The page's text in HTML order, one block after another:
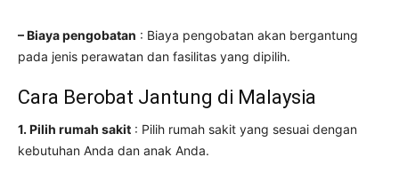
– Biaya pengobatan : Biaya pengobatan akan bergantung
pada jenis perawatan dan fasilitas yang dipilih.
Cara Berobat Jantung di Malaysia
1. Pilih rumah sakit : Pilih rumah sakit yang sesuai dengan
kebutuhan Anda dan anak Anda.